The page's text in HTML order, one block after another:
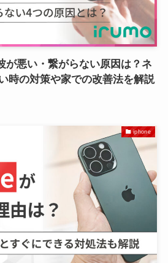
が悪い・繋がらない原因は？ネ
時の対策や家での改善法を解説
iphone